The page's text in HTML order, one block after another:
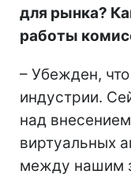
для рынка?
работы
– Убежден,
индустрии.
над
виртуальных
между нашим